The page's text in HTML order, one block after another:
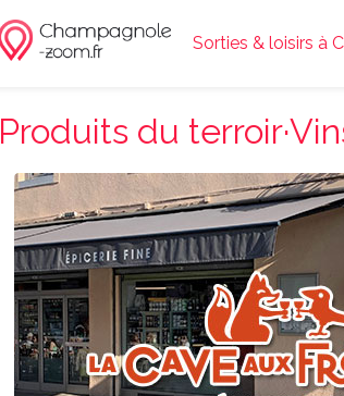
Sorties & loisirs à
Produits du